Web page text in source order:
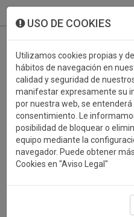
USO DE COOKIES
Utilizamos cookies propias y
hábitos de navegación en
calidad y seguridad de
manifestar expresamente su
por nuestra web, se entenderá
consentimiento. Le
posibilidad de bloquear o
equipo mediante la
navegador. Puede obtener
Cookies en "Aviso Legal"
TROFEOS
En esta sección
filtros por deporte,
Trofeos